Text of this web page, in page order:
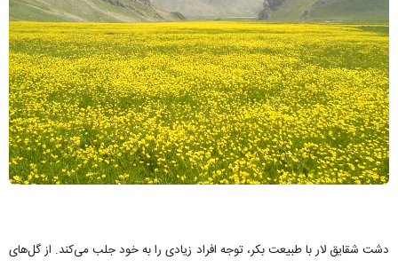
دشت شقایق لار با طبیعت بکر، توجه افراد زیادی را به خود جلب می‌کند. از گل‌های